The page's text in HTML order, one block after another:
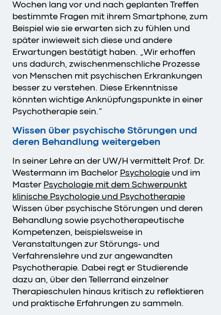
Wochen lang vor und nach geplanten Treffen
bestimmte Fragen mit ihrem Smartphone, zum
Beispiel wie sie erwarten sich zu fühlen und
später inwieweit sich diese und andere
Erwartungen bestätigt haben. „Wir erhoffen
uns dadurch, zwischenmenschliche Prozesse
von Menschen mit psychischen Erkrankungen
besser zu verstehen. Diese Erkenntnisse
könnten wichtige Anknüpfungspunkte in einer
Psychotherapie sein.“
Wissen über psychische Störungen und
deren Behandlung weitergeben
In seiner Lehre an der UW/H vermittelt Prof. Dr.
Westermann im Bachelor Psychologie und im
Master Psychologie mit dem Schwerpunkt
klinische Psychologie und Psychotherapie
Wissen über psychische Störungen und deren
Behandlung sowie psychotherapeutische
Kompetenzen, beispielsweise in
Veranstaltungen zur Störungs- und
Verfahrenslehre und zur angewandten
Psychotherapie. Dabei regt er Studierende
dazu an, über den Tellerrand einzelner
Therapieschulen hinaus kritisch zu reflektieren
und praktische Erfahrungen zu sammeln.